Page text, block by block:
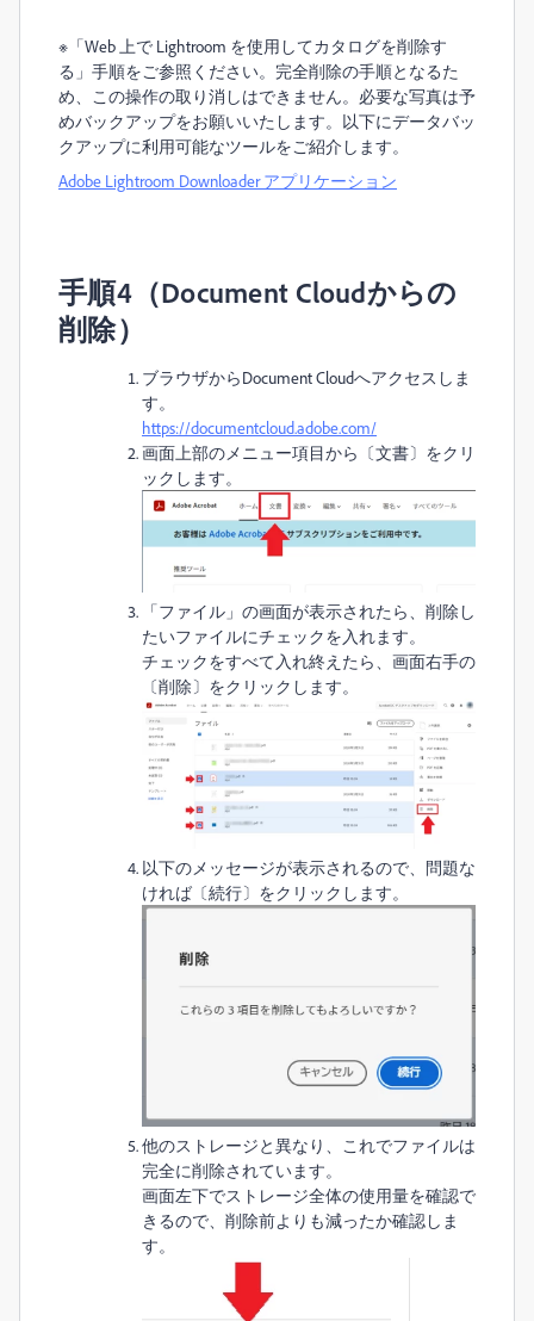
※「Web 上で Lightroom を使用してカタログを削除す
る」手順をご参照ください。完全削除の手順となるた
め、この操作の取り消しはできません。必要な写真は予
めバックアップをお願いいたします。以下にデータバッ
クアップに利用可能なツールをご紹介します。
Adobe Lightroom Downloader アプリケーション
手順4（Document Cloudからの
削除）
ブラウザからDocument Cloudへアクセスしま
す。
https://documentcloud.adobe.com/
画面上部のメニュー項目から〔文書〕をクリ
ックします。
「ファイル」の画面が表示されたら、削除し
たいファイルにチェックを入れます。
チェックをすべて入れ終えたら、画面右手の
〔削除〕をクリックします。
以下のメッセージが表示されるので、問題な
ければ〔続行〕をクリックします。
他のストレージと異なり、これでファイルは
完全に削除されています。
画面左下でストレージ全体の使用量を確認で
きるので、削除前よりも減ったか確認しま
す。